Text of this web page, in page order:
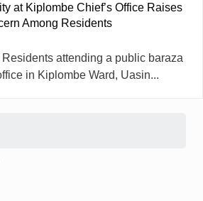
at Kiplombe Chief’s Office Raises
Among Residents
attending a public baraza
in Kiplombe Ward, Uasin...